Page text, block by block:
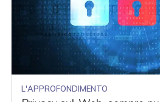
L'APPROFONDIMENTO